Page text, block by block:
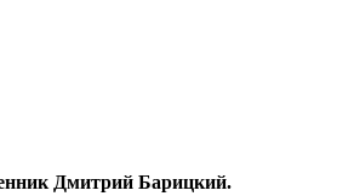
Дмитрий Барицкий.